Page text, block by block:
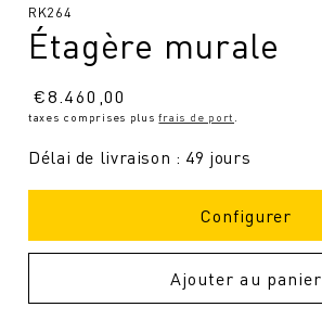
modal
SKU
RK264
Étagère murale
Prix
normal
€8.460,00
taxes comprises plusfrais de port
Délai de livraison : 49 jours
Configurer
Ajouter au panier